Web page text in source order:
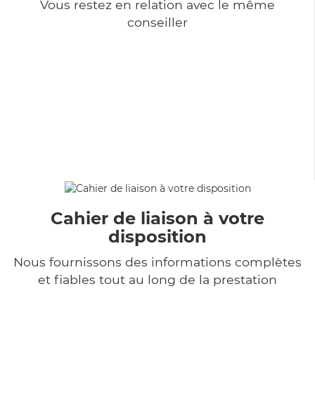
Vous restez en relation avec le même
conseiller
Cahier de liaison à votre
disposition
Nous fournissons des informations complètes
et fiables tout au long de la prestation